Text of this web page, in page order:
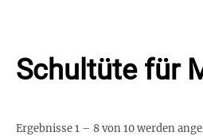
Schultüte für
Ergebnisse 1 – 8 von 10 werden